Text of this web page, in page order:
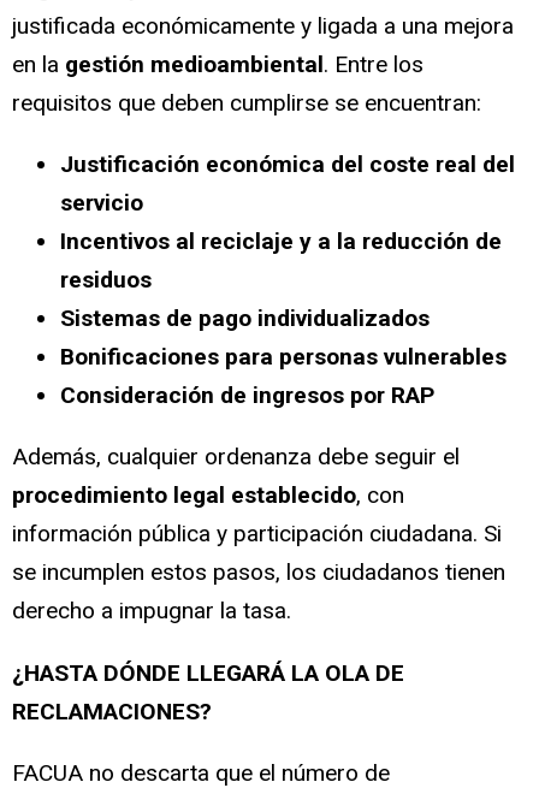
justificada económicamente y ligada a una mejora
en la gestión medioambiental. Entre los
requisitos que deben cumplirse se encuentran:
Justificación económica del coste real del
servicio
Incentivos al reciclaje y a la reducción de
residuos
Sistemas de pago individualizados
Bonificaciones para personas vulnerables
Consideración de ingresos por RAP
Además, cualquier ordenanza debe seguir el
procedimiento legal establecido, con
información pública y participación ciudadana. Si
se incumplen estos pasos, los ciudadanos tienen
derecho a impugnar la tasa.
¿HASTA DÓNDE LLEGARÁ LA OLA DE
RECLAMACIONES?
FACUA no descarta que el número de